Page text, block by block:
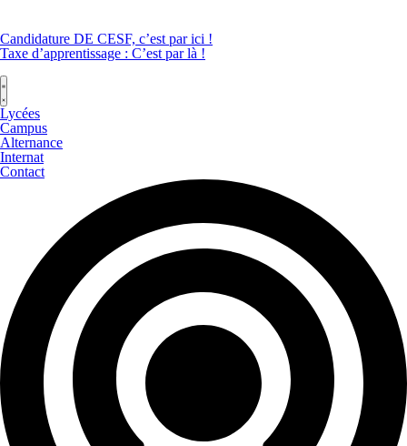
Candidature DE CESF, c’est par ici !
Taxe d’apprentissage : C’est par là !
Lycées
Campus
Alternance
Internat
Contact